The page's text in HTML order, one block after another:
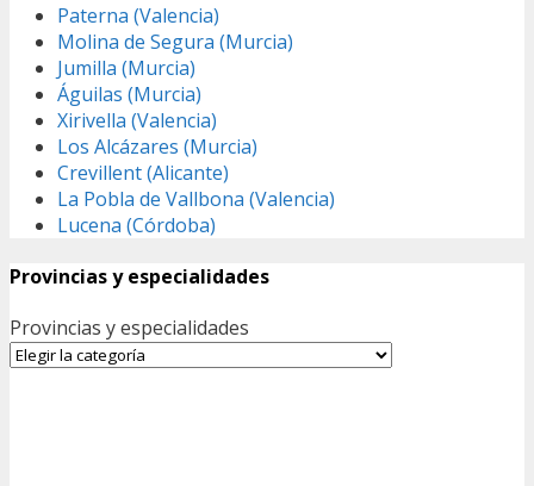
Paterna (Valencia)
Molina de Segura (Murcia)
Jumilla (Murcia)
Águilas (Murcia)
Xirivella (Valencia)
Los Alcázares (Murcia)
Crevillent (Alicante)
La Pobla de Vallbona (Valencia)
Lucena (Córdoba)
Provincias y especialidades
Provincias y especialidades